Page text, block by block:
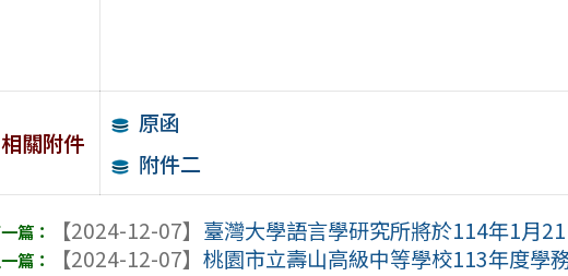
相關附件
原函
附件二
【2024-12-07】 臺灣大學語言學研究所將於114年1月
【2024-12-07】桃園市立壽山高級中等學校113年度學